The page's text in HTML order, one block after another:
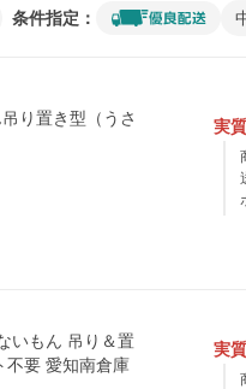
条件指定：
り置き型（うさ
実質
いもん 吊り＆置
不要 愛知南倉庫
実質